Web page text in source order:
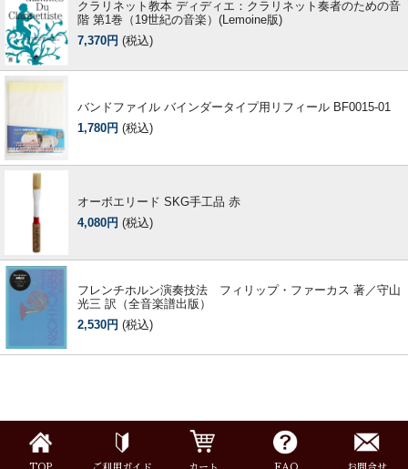
クラリネット教本 ディディエ：クラリネット奏者のための音
階 第1巻（19世紀の音楽）(Lemoine版)
7,370円 (税込)
バンドファイル バインダータイプ用リフィール BF0015-01
1,780円 (税込)
オーボエリード SKG手工品 赤
4,080円 (税込)
フレンチホルン演奏技法 フィリップ・ファーカス 著／守山
光三 訳（全音楽譜出版）
2,530円 (税込)